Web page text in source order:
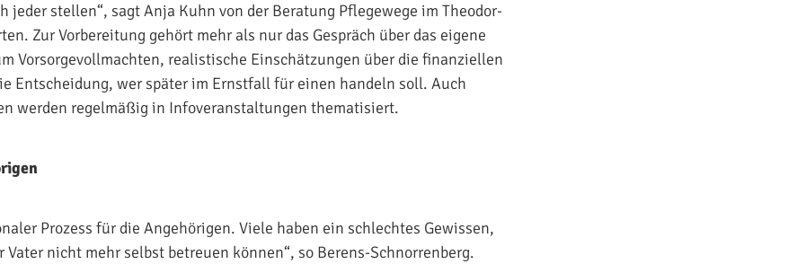
jeder stellen“, sagt Anja Kuhn von der Beratung Pflegewege im Theodor-
Zur Vorbereitung gehört mehr als nur das Gespräch über das eigene
Vorsorgevollmachten, realistische Einschätzungen über die finanziellen
Entscheidung, wer später im Ernstfall für einen handeln soll. Auch
werden regelmäßig in Infoveranstaltungen thematisiert.
Prozess für die Angehörigen. Viele haben ein schlechtes Gewissen,
nicht mehr selbst betreuen können“, so Berens-Schnorrenberg.